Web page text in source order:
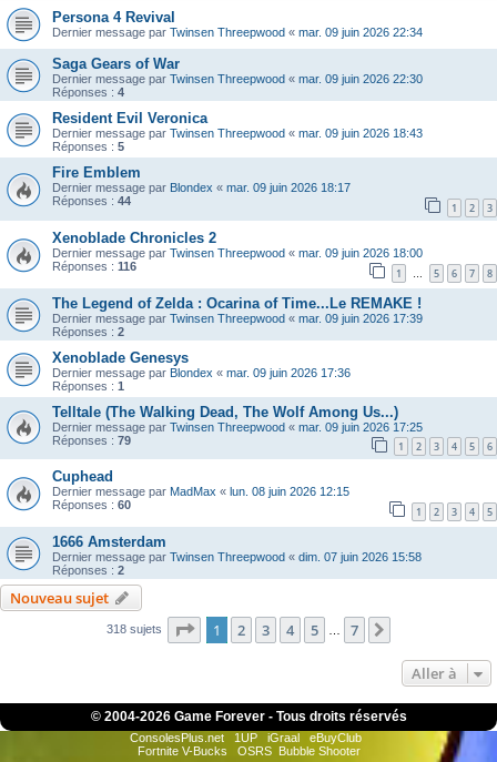
Persona 4 Revival
Dernier message par Twinsen Threepwood « mar. 09 juin 2026 22:34
Saga Gears of War
Dernier message par Twinsen Threepwood « mar. 09 juin 2026 22:30
Réponses : 4
Resident Evil Veronica
Dernier message par Twinsen Threepwood « mar. 09 juin 2026 18:43
Réponses : 5
Fire Emblem
Dernier message par Blondex « mar. 09 juin 2026 18:17
Réponses : 44 1 2 3
Xenoblade Chronicles 2
Dernier message par Twinsen Threepwood « mar. 09 juin 2026 18:00
Réponses : 116 1 … 5 6 7 8
The Legend of Zelda : Ocarina of Time...Le REMAKE !
Dernier message par Twinsen Threepwood « mar. 09 juin 2026 17:39
Réponses : 2
Xenoblade Genesys
Dernier message par Blondex « mar. 09 juin 2026 17:36
Réponses : 1
Telltale (The Walking Dead, The Wolf Among Us...)
Dernier message par Twinsen Threepwood « mar. 09 juin 2026 17:25
Réponses : 79 1 2 3 4 5 6
Cuphead
Dernier message par MadMax « lun. 08 juin 2026 12:15
Réponses : 60 1 2 3 4 5
1666 Amsterdam
Dernier message par Twinsen Threepwood « dim. 07 juin 2026 15:58
Réponses : 2
Nouveau sujet
318 sujets Page 1sur7
1 2 3 4 5 7
Aller à
© 2004-2026 Game Forever - Tous droits réservés
ConsolesPlus.net 1UP iGraal
eBuyClub
Fortnite V-Bucks
OSRS Bubble Shooter